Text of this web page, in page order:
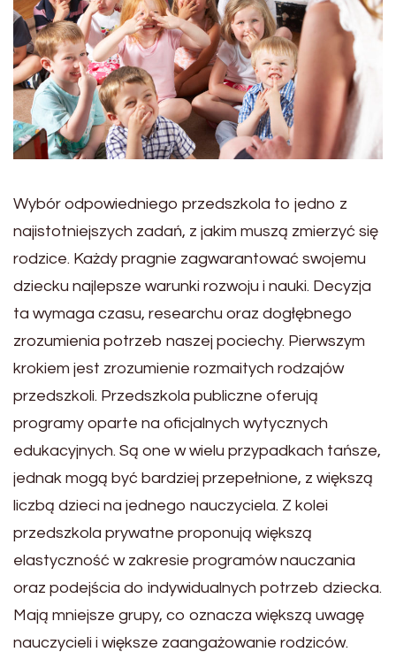
Wybór odpowiedniego przedszkola to jedno z
najistotniejszych zadań, z jakim muszą zmierzyć się
rodzice. Każdy pragnie zagwarantować swojemu
dziecku najlepsze warunki rozwoju i nauki. Decyzja
ta wymaga czasu, researchu oraz dogłębnego
zrozumienia potrzeb naszej pociechy. Pierwszym
krokiem jest zrozumienie rozmaitych rodzajów
przedszkoli. Przedszkola publiczne oferują
programy oparte na oficjalnych wytycznych
edukacyjnych. Są one w wielu przypadkach tańsze,
jednak mogą być bardziej przepełnione, z większą
liczbą dzieci na jednego nauczyciela. Z kolei
przedszkola prywatne proponują większą
elastyczność w zakresie programów nauczania
oraz podejścia do indywidualnych potrzeb dziecka.
Mają mniejsze grupy, co oznacza większą uwagę
nauczycieli i większe zaangażowanie rodziców.